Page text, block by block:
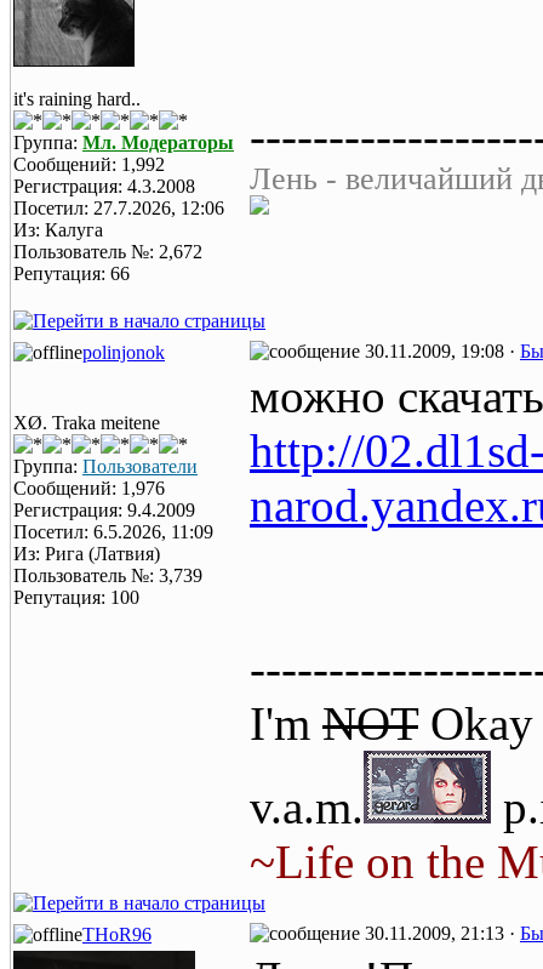
it's raining hard..
Группа: Мл. Модераторы
Сообщений: 1,992
Регистрация: 4.3.2008
Посетил: 27.7.2026, 12:06
Из: Калуга
Пользователь №: 2,672
Репутация: 66
Лень - величайший
polinjonok 30.11.2009, 19:08 ·
XØ. Traka meitene
Группа: Пользователи
Сообщений: 1,976
Регистрация: 9.4.2009
Посетил: 6.5.2026, 11:09
Из: Рига (Латвия)
Пользователь №: 3,739
Репутация: 100
можно
http://
I'm NOT
v.a.m.
~Life on the
THoR96 30.11.2009, 21:13 ·